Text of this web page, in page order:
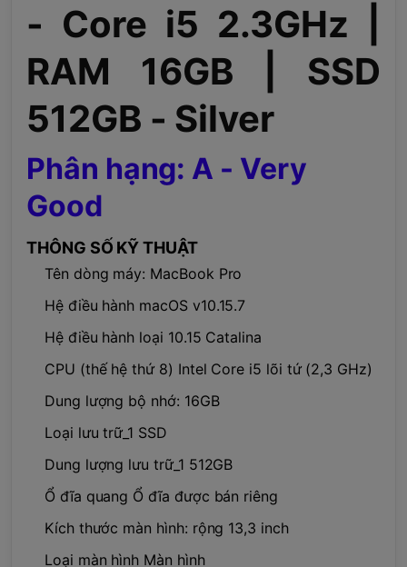
- Core i5 2.3GHz |
RAM 16GB | SSD
512GB - Silver
Phân hạng: A - Very
Good
THÔNG SỐ KỸ THUẬT
Tên dòng máy: MacBook Pro
Hệ điều hành macOS v10.15.7
Hệ điều hành loại 10.15 Catalina
CPU (thế hệ thứ 8) Intel Core i5 lõi tứ (2,3 GHz)
Dung lượng bộ nhớ: 16GB
Loại lưu trữ_1 SSD
Dung lượng lưu trữ_1 512GB
Ổ đĩa quang Ổ đĩa được bán riêng
Kích thước màn hình: rộng 13,3 inch
Loại màn hình Màn hình